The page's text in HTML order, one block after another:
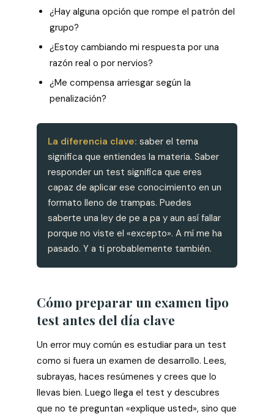
¿Hay alguna opción que rompe el patrón del
grupo?
¿Estoy cambiando mi respuesta por una
razón real o por nervios?
¿Me compensa arriesgar según la
penalización?
La diferencia clave: saber el tema
significa que entiendes la materia. Saber
responder un test significa que eres
capaz de aplicar ese conocimiento en un
formato lleno de trampas. Puedes
saberte una ley de pe a pa y aun así fallar
porque no viste el «excepto». A mí me ha
pasado. Y a ti probablemente también.
Cómo preparar un examen tipo
test antes del día clave
Un error muy común es estudiar para un test
como si fuera un examen de desarrollo. Lees,
subrayas, haces resúmenes y crees que lo
llevas bien. Luego llega el test y descubres
que no te preguntan «explique usted», sino que